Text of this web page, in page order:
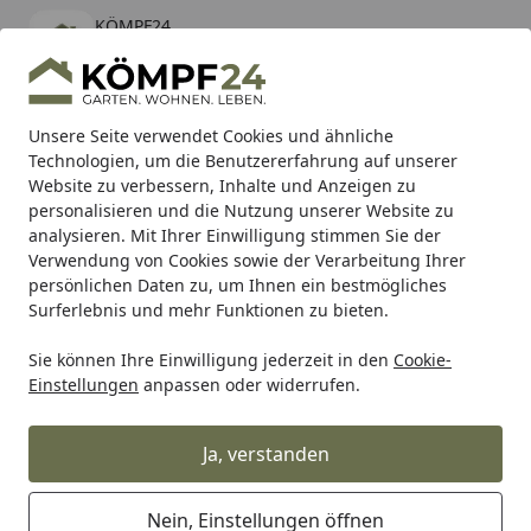
Unsere Seite verwendet Cookies und ähnliche
Technologien, um die Benutzererfahrung auf unserer
Website zu verbessern, Inhalte und Anzeigen zu
personalisieren und die Nutzung unserer Website zu
analysieren. Mit Ihrer Einwilligung stimmen Sie der
Verwendung von Cookies sowie der Verarbeitung Ihrer
persönlichen Daten zu, um Ihnen ein bestmögliches
Surferlebnis und mehr Funktionen zu bieten.
Sie können Ihre Einwilligung jederzeit in den Cookie-
Einstellungen anpassen oder widerrufen.
Ja, verstanden
Nein, Einstellungen öffnen
KÖMPF24
kostenlos - Im App Store
Hotline
Alle Produkte
Mein Konto
Suchen
Karibu Pools inkl. gratis Sandfilteranlage & Pool-
Starterset (Gesamtwert bis 468,99€)
Startseite
Alles für den Garten Gartengeräte & Gartenmaschinen
Husqvarna Mähroboter
Automower 405XE NERA